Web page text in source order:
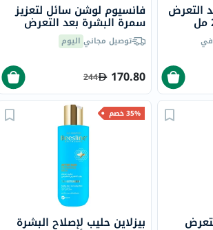
التعرض فانسيوم لوشن سائل لتعزيز
سمرة البشرة بعد التعرض
لأشعة الشمس 100 مل
توصيل مجاني اليوم
170.80
244
35% خصم
بيزلاين حليب لإصلاح البشرة